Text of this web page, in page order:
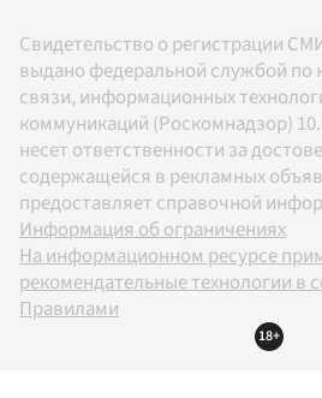
Свидетельство о регистрации
выдано федеральной службой по
связи, информационных
коммуникаций (Роскомнадзор)
несет ответственности за
содержащейся в рекламных
предоставляет справочной
Информация об ограничениях
На информационном ресурсе
рекомендательные технологии в
Правилами
18+